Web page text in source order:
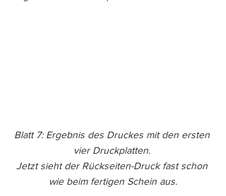
Blatt 7: Ergebnis des Druckes mit den ersten
vier Druckplatten.
Jetzt sieht der Rückseiten-Druck fast schon
wie beim fertigen Schein aus.